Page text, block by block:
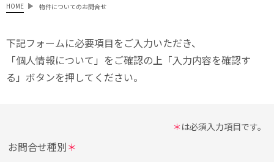
HOME 物件についてのお問合せ
下記フォームに必要項目をご入力いただき、
「個人情報について」をご確認の上 「入力内容を確認す
る」ボタンを押してください。
＊ は必須入力項目です。
お問合せ種別＊